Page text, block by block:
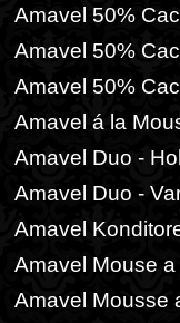
Amavel 50%
Amavel 50%
Amavel 50%
Amavel á la
Amavel Duo -
Amavel Duo -
Amavel
Amavel Mouse a
Amavel Mousse